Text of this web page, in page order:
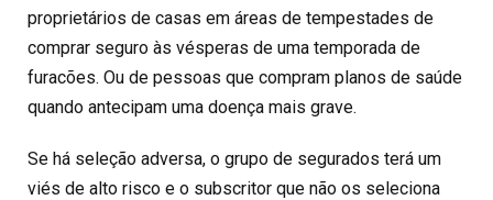
proprietários de casas em áreas de tempestades de
comprar seguro às vésperas de uma temporada de
furacões. Ou de pessoas que compram planos de saúde
quando antecipam uma doença mais grave.
Se há seleção adversa, o grupo de segurados terá um
viés de alto risco e o subscritor que não os seleciona